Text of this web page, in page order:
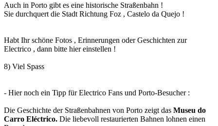
Auch in Porto gibt es eine historische Straßenbahn !
Sie durchquert die Stadt Richtung Foz , Castelo da Quejo !
Habt Ihr schöne Fotos , Erinnerungen oder Geschichten zur
Electrico , dann bitte hier einstellen !
8) Viel Spass
- Hier noch ein Tipp für Electrico Fans und Porto-Besucher :
Die Geschichte der Straßenbahnen von Porto zeigt das Museu do
Carro Eléctrico. Die liebevoll restaurierten Bahnen lohnen einen